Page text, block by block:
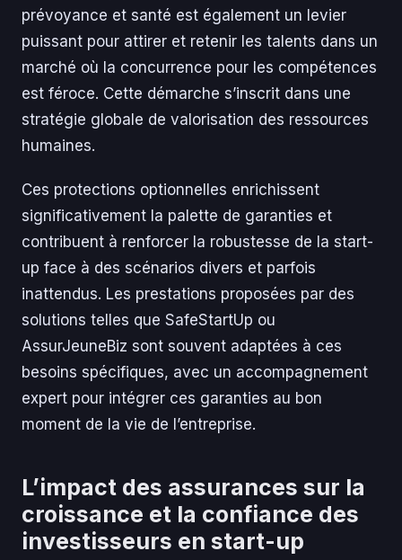
prévoyance et santé est également un levier
puissant pour attirer et retenir les talents dans un
marché où la concurrence pour les compétences
est féroce. Cette démarche s’inscrit dans une
stratégie globale de valorisation des ressources
humaines.
Ces protections optionnelles enrichissent
significativement la palette de garanties et
contribuent à renforcer la robustesse de la start-
up face à des scénarios divers et parfois
inattendus. Les prestations proposées par des
solutions telles que SafeStartUp ou
AssurJeuneBiz sont souvent adaptées à ces
besoins spécifiques, avec un accompagnement
expert pour intégrer ces garanties au bon
moment de la vie de l’entreprise.
L’impact des assurances sur la
croissance et la confiance des
investisseurs en start-up